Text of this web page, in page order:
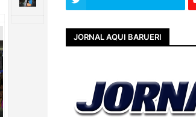
JORNAL AQUI BARUERI